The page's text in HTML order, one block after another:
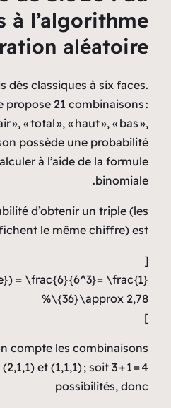
à l’algorithme
aléatoire
dés classiques à six faces.
propose 21 combinaisons :
», « total », « haut », « bas »,
possède une probabilité
à l’aide de la formule
binomiale.
d’obtenir un triple (les
le même chiffre) est :
[
= \frac{6}{6^3}= \frac{1}
{36}\approx 2,78\%
]
compte les combinaisons
et (1,1,1) ; soit 3 + 1 = 4
possibilités, donc